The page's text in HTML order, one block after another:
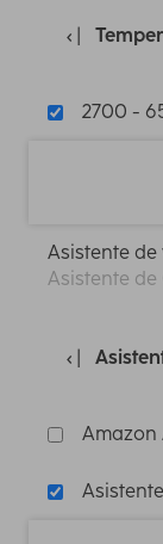
2700 -
Asistente de
Asistente de
Amazon